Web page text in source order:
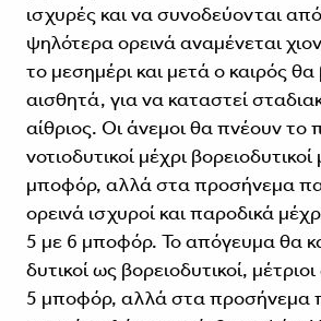
ισχυρές και να συνοδεύονται
ψηλότερα ορεινά αναμένεται
το μεσημέρι και μετά ο καιρός θα
αισθητά, για να καταστεί
αίθριος. Οι άνεμοι θα πνέουν το
νοτιοδυτικοί μέχρι βορειοδυτικοί
μποφόρ, αλλά στα προσήνεμα
ορεινά ισχυροί και παροδικά
5 με 6 μποφόρ. Το απόγευμα θα
δυτικοί ως βορειοδυτικοί,
5 μποφόρ, αλλά στα προσήνεμα